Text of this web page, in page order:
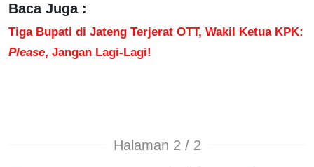
Baca Juga :
Tiga Bupati di Jateng Terjerat OTT, Wakil Ketua KPK:
Please, Jangan Lagi-Lagi!
Halaman 2 / 2